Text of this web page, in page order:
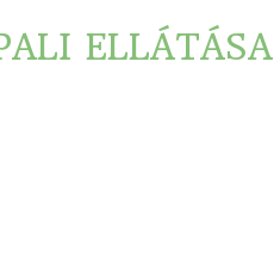
ELLÁTÁSA